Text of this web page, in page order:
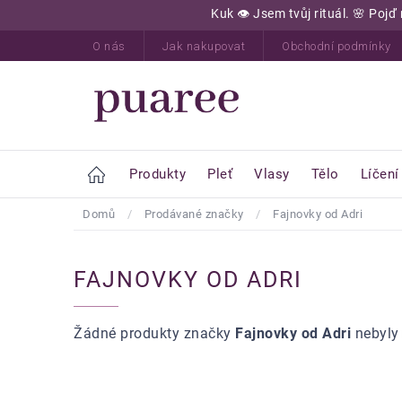
Kuk 👁️ Jsem tvůj rituál. 🌸 Pojď
O nás Jak nakupovat Obchodní podmínky
Home Produkty Pleť Vlasy Tělo Líčení
Domů / Prodávané značky / Fajnovky od Adri
FAJNOVKY OD ADRI
Žádné produkty značky Fajnovky od Adri nebyly